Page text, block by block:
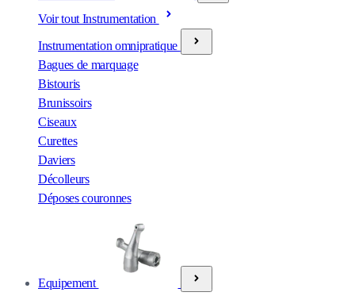
Voir tout Instrumentation
Instrumentation omnipratique
Bagues de marquage
Bistouris
Brunissoirs
Ciseaux
Curettes
Daviers
Décolleurs
Déposes couronnes
Equipement